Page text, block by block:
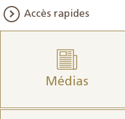
Accès rapides
Médias